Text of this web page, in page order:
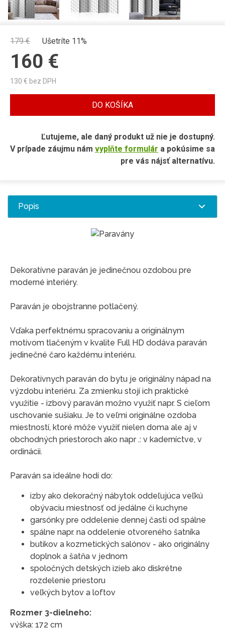
179€ Ušetríte 11%
160 €
130 € bez DPH
DO KOŠÍKA
Ľutujeme, ale daný produkt už nie je dostupný.
V prípade záujmu nám vyplňte formulár a pokúsime sa
pre vás nájsť alternatívu.
Popis
Dekoratívne paraván je jedinečnou ozdobou pre
moderné interiéry.
Paraván je obojstranne potlačený.
Vďaka perfektnému spracovaniu a originálnym
motívom tlačeným v kvalite Full HD dodáva paraván
jedinečné čaro každému interiéru.
Dekoratívnych paraván do bytu je originálny nápad na
výzdobu interiéru. Za zmienku stojí ich praktické
využitie - izbový paraván možno využiť napr. S cieľom
uschovanie sušiaku. Je to veľmi originálne ozdoba
miestností, ktoré môže využiť nielen doma ale aj v
obchodných priestoroch ako napr .: v kaderníctve, v
ordinácii.
Paraván sa ideálne hodí do:
izby ako dekoračný nábytok oddeľujúca veľkú
obývaciu miestnosť od jedálne či kuchyne
garsónky pre oddelenie dennej časti od spálne
spálne napr. na oddelenie otvoreného šatníka
butikov a kozmetických salónov - ako originálny
doplnok a šatňa v jednom
spoločných detských izieb ako diskrétne
rozdelenie priestoru
veľkých bytov a loftov
Rozmer 3-dielneho:
výška: 172 cm